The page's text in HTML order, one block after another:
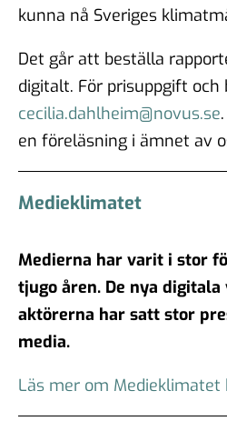
kunna nå Sveriges
Det går att beställa
digitalt. För prisuppgift
cecilia.dahlheim@novus.se
en föreläsning i ämnet av
Medieklimatet
Medierna har varit i stor
tjugo åren. De nya digitala
aktörerna har satt stor
media.
Läs mer om Medieklimatet